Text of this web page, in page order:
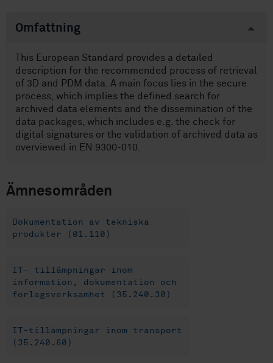
Omfattning
This European Standard provides a detailed
description for the recommended process of retrieval
of 3D and PDM data. A main focus lies in the secure
process, which implies the defined search for
archived data elements and the dissemination of the
data packages, which includes e.g. the check for
digital signatures or the validation of archived data as
overviewed in EN 9300-010.
Ämnesområden
Dokumentation av tekniska
produkter (01.110)
IT- tillämpningar inom
information, dokumentation och
förlagsverksamhet (35.240.30)
IT-tillämpningar inom transport
(35.240.60)